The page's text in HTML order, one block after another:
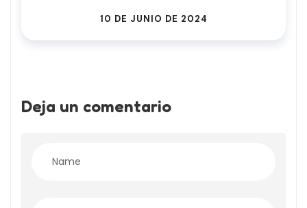
10 DE JUNIO DE 2024
Deja un comentario